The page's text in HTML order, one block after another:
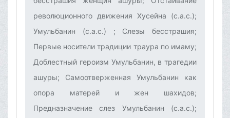
революционного движения Хусейна (с.а.с.);
Умульбанин (с.а.с.) ; Слезы бесстрашия;
Первые носители традиции траура по имаму;
Доблестный героизм Умульбанин, в трагедии
ашуры; Самоотверженная Умульбанин как
опора матерей и жен шахидов;
Предназначение слез Умульбанин (с.а.с.);